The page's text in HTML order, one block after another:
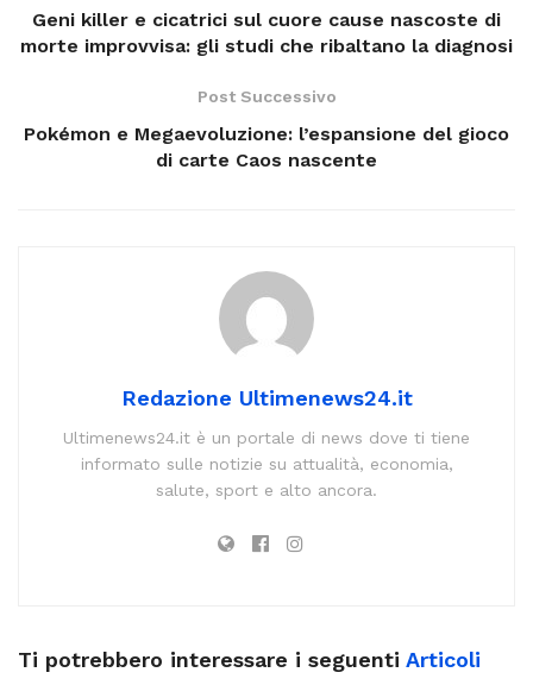
Geni killer e cicatrici sul cuore cause nascoste di
morte improvvisa: gli studi che ribaltano la diagnosi
Post Successivo
Pokémon e Megaevoluzione: l’espansione del gioco
di carte Caos nascente
Redazione Ultimenews24.it
Ultimenews24.it è un portale di news dove ti tiene
informato sulle notizie su attualità, economia,
salute, sport e alto ancora.
Ti potrebbero interessare i seguenti Articoli